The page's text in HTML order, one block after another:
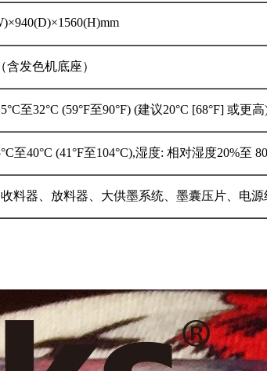
含发色机底座）
至32°C (59°F至90°F) (建议20°C [68°F] 或更
至40°C (41°F至104°C),湿度: 相对湿度20%至
料器、放料器、大供墨系统、墨囊压片、电